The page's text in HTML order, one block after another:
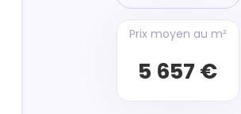
Prix moyen au m²
5 657 €